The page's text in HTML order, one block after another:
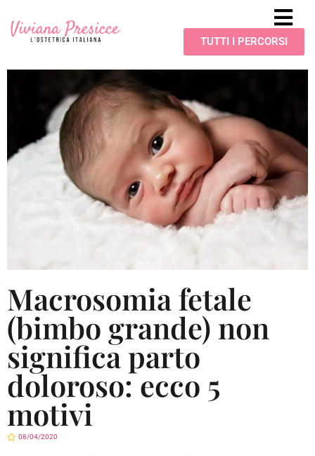
TUTTI I PERCORSI
Macrosomia fetale
(bimbo grande) non
significa parto
doloroso: ecco 5
motivi
08/04/2020